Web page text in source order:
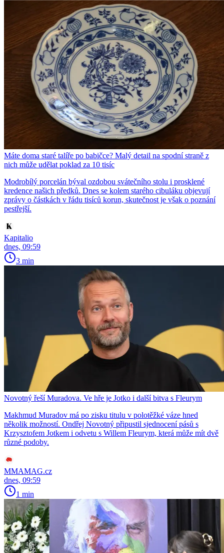
Máte doma staré talíře po babičce? Malý detail na spodní straně z
nich může udělat poklad za 10 tisíc
Modrobílý porcelán býval ozdobou svátečního stolu i prosklené
kredence našich předků. Dnes se kolem starého cibuláku objevují
zprávy o částkách v řádu tisíců korun, skutečnost je však o poznání
pestřejší.
Kapitalio
dnes, 09:59
3 min
Novotný řeší Muradova. Ve hře je Jotko i další bitva s Fleurym
Makhmud Muradov má po zisku titulu v polotěžké váze hned
několik možností. Ondřej Novotný připustil sjednocení pásů s
Krzysztofem Jotkem i odvetu s Willem Fleurym, která může mít dvě
různé podoby.
MMAMAG.cz
dnes, 09:59
1 min